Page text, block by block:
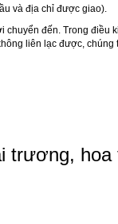
và địa chỉ được giao).
đến. Trong điều
liên lạc được, chúng
trương, hoa